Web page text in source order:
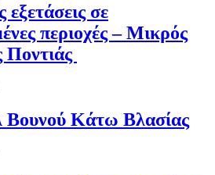
σε
περιοχές – Μικρός
Ποντιάς
Βουνού Κάτω Βλασίας